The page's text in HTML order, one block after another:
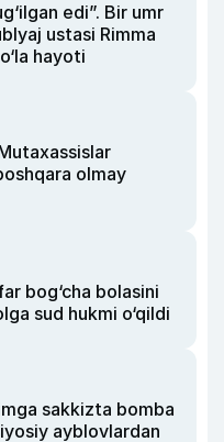
edi”. Bir umr
ustasi Rimma
hayoti
olmay
bog‘cha bolasini
sud hukmi o‘qildi
sakkizta bomba
ayblovlardan